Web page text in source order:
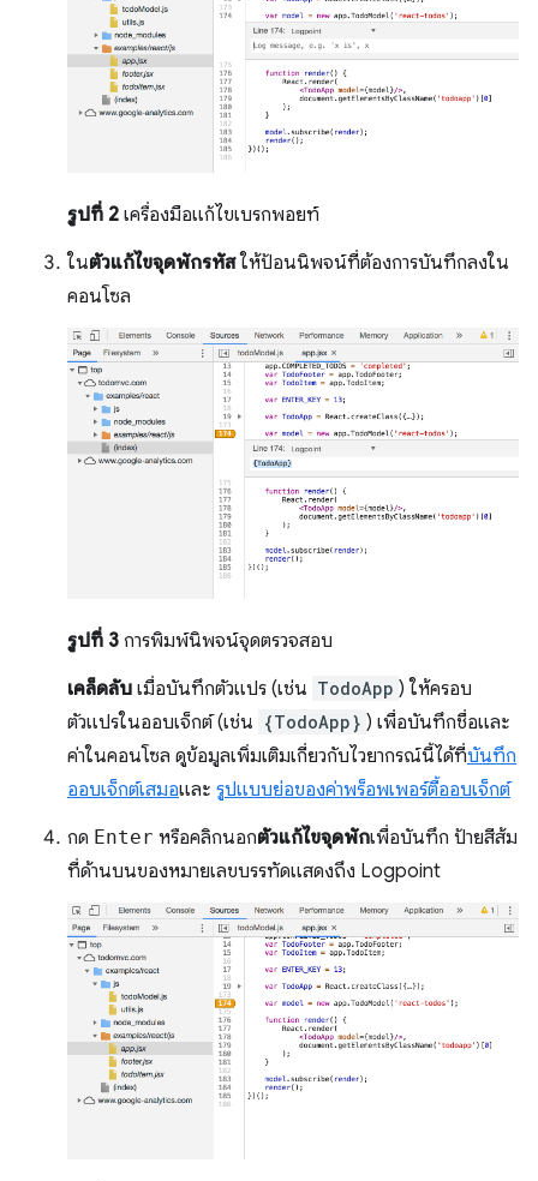
รูปที่ 2 เครื่องมือแก้ไขเบรกพอยท์
ในตัวแก้ไขจุดพักรหัสให้ป้อนนิพจน์ที่ต้องการบันทึกลงใน
คอนโซล
รูปที่ 3 การพิมพ์นิพจน์จุดตรวจสอบ
เคล็ดลับ เมื่อบันทึกตัวแปร (เช่น TodoApp ) ให้ครอบ
ตัวแปรในออบเจ็กต์ (เช่น {TodoApp} ) เพื่อบันทึกชื่อและ
ค่าในคอนโซล ดูข้อมูลเพิ่มเติมเกี่ยวกับไวยากรณ์นี้ได้ที่บันทึก
ออบเจ็กต์เสมอและ รูปแบบย่อของค่าพร็อพเพอร์ตี้ออบเจ็กต์
กด Enter หรือคลิกนอกตัวแก้ไขจุดพักเพื่อบันทึก ป้ายสีส้ม
ที่ด้านบนของหมายเลขบรรทัดแสดงถึง Logpoint